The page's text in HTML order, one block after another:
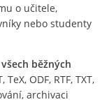
o učitele,
nebo studenty
všech běžných
TeX, ODF, RTF, TXT,
archivaci